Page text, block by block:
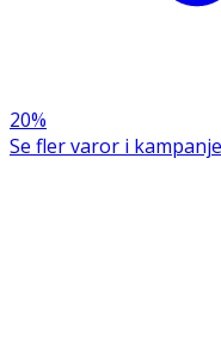
20%
Se fler varor i